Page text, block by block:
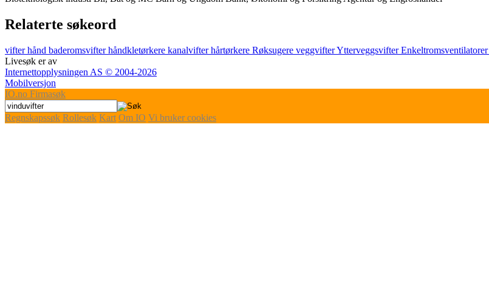
Relaterte søkeord
vifterhånd baderomsvifterhåndkletørkere kanalvifterhårtørkere Røksugere veggvifterYtterveggsvifterEnkeltromsventilatorer
Livesøk er av
Internettopplysningen AS © 2004-2026
Mobilversjon
IO.no Firmasøk
Regnskapssøk Rollesøk Kart Om IO Vi bruker cookies